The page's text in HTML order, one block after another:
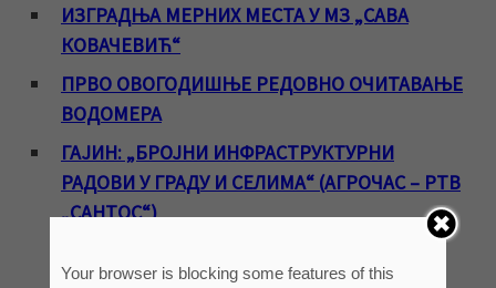
ИЗГРАДЊА МЕРНИХ МЕСТА У МЗ „САВА
КОВАЧЕВИЋ“
ПРВО ОВОГОДИШЊЕ РЕДОВНО ОЧИТАВАЊЕ
ВОДОМЕРА
ГАЈИН: „БРОЈНИ ИНФРАСТРУКТУРНИ
РАДОВИ У ГРАДУ И СЕЛИМА“ (АГРОЧАС – РТВ
„САНТОС“)
Your browser is blocking some features of this